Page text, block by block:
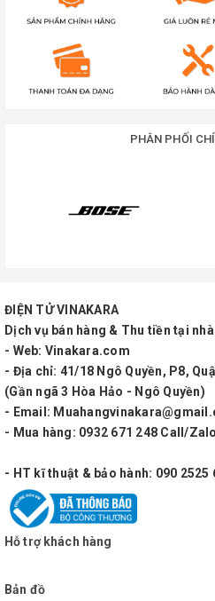
-Nguồn: Bình điện 12V-
-Micro: 2 tay micro UHF
Ứng dụng:
tổ chức sự kiện, quán ăn,
PHÂN PHỐI
ĐIỆN TỬ VINAKARA
Dịch vụ bán hàng & Thu tiền tại
- Web: Vinakara.com
- Địa chỉ: 41/18 Ngô Quyền, P8,
(Gần ngã 3 Hòa Hảo - Ngô Quyền)
- Email:
- Mua hàng: 0932 671 248 Call/
- HT kĩ thuật & bảo hành: 090 2525
Hỗ trợ khách hàng
Bản đồ